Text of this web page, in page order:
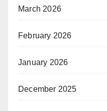
March 2026
February 2026
January 2026
December 2025